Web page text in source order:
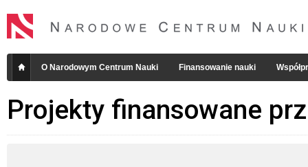
O Narodowym Centrum Nauki Finansowanie nauki
Projekty finansowane